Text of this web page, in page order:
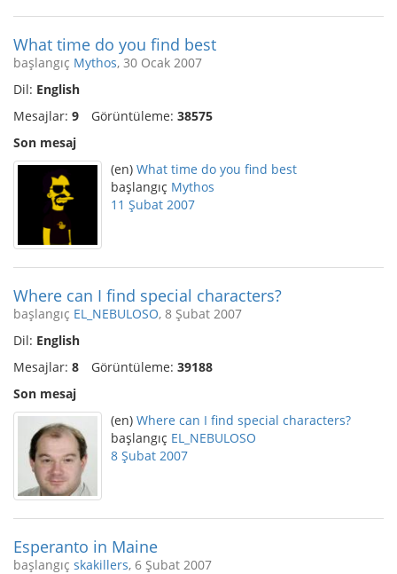
What time do you find best
başlangıç Mythos, 30 Ocak 2007
Dil: English
Mesajlar: 9 Görüntüleme: 38575
Son mesaj
(en) What time do you find best
başlangıç Mythos
11 Şubat 2007
Where can I find special characters?
başlangıç EL_NEBULOSO, 8 Şubat 2007
Dil: English
Mesajlar: 8 Görüntüleme: 39188
Son mesaj
(en) Where can I find special characters?
başlangıç EL_NEBULOSO
8 Şubat 2007
Esperanto in Maine
başlangıç skakillers, 6 Şubat 2007